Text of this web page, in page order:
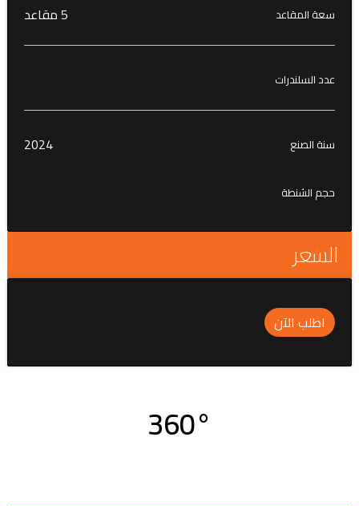
سعة المقاعد 5 مقاعد
عدد السلندرات
سنة الصنع 2024
حجم الشنطة
السعر
اطلب الآن
360°